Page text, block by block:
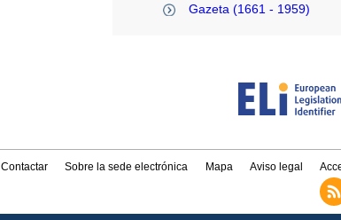
Gazeta (1661 - 1959)
Contactar Sobre la sede electrónica Mapa Aviso legal